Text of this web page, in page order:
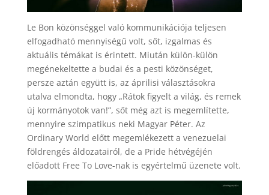
Le Bon közönséggel való kommunikációja teljesen
elfogadható mennyiségű volt, sőt, izgalmas és
aktuális témákat is érintett. Miután külön-külön
megénekeltette a budai és a pesti közönséget,
persze aztán együtt is, az áprilisi választásokra
utalva elmondta, hogy „Rátok figyelt a világ, és remek
új kormányotok van!”, sőt még azt is megemlítette,
mennyire szimpatikus neki Magyar Péter. Az
Ordinary World előtt megemlékezett a venezuelai
földrengés áldozatairól, de a Pride hétvégéjén
előadott Free To Love-nak is egyértelmű üzenete volt.